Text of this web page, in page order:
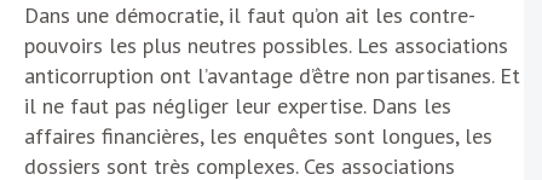
Dans une démocratie, il faut qu’on ait les contre-
pouvoirs les plus neutres possibles. Les associations
anticorruption ont l’avantage d’être non partisanes. Et
il ne faut pas négliger leur expertise. Dans les
affaires financières, les enquêtes sont longues, les
dossiers sont très complexes. Ces associations